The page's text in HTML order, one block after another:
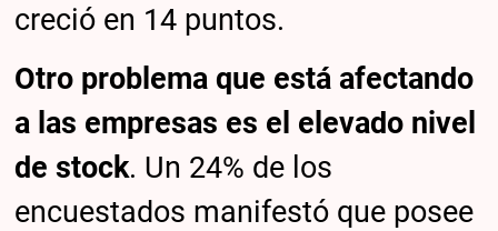
creció en 14 puntos.
Otro problema que está afectando
a las empresas es el elevado nivel
de stock. Un 24% de los
encuestados manifestó que posee